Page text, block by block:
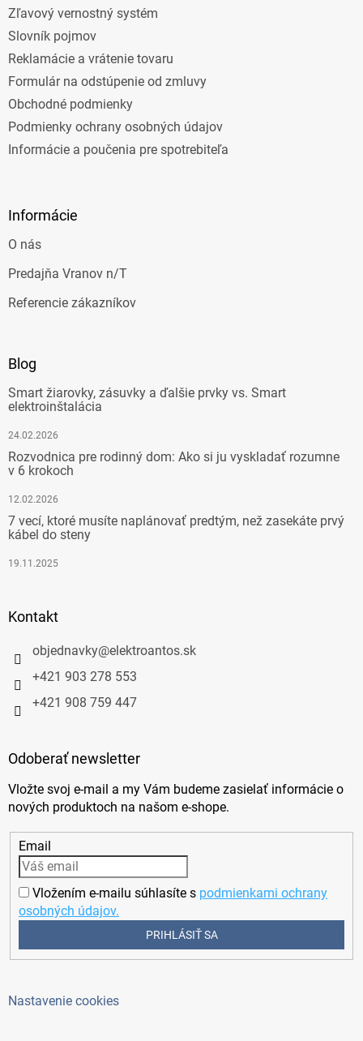
Zľavový vernostný systém
Slovník pojmov
Reklamácie a vrátenie tovaru
Formulár na odstúpenie od zmluvy
Obchodné podmienky
Podmienky ochrany osobných údajov
Informácie a poučenia pre spotrebiteľa
Informácie
O nás
Predajňa Vranov n/T
Referencie zákazníkov
Blog
Smart žiarovky, zásuvky a ďalšie prvky vs. Smart
elektroinštalácia
24.02.2026
Rozvodnica pre rodinný dom: Ako si ju vyskladať rozumne
v 6 krokoch
12.02.2026
7 vecí, ktoré musíte naplánovať predtým, než zasekáte prvý
kábel do steny
19.11.2025
Kontakt
objednavky@elektroantos.sk
+421 903 278 553
+421 908 759 447
Odoberať newsletter
Vložte svoj e-mail a my Vám budeme zasielať informácie o
nových produktoch na našom e-shope.
Email
Vložením e-mailu súhlasíte s podmienkami ochrany
osobných údajov.
PRIHLÁSIŤ SA
Nastavenie cookies